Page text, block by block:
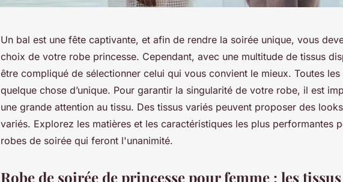
Un bal est une fête captivante, et afin de rendre la soirée unique, vous
choix de votre robe princesse. Cependant, avec une multitude de tissus
être compliqué de sélectionner celui qui vous convient le mieux. Toutes
quelque chose d’unique. Pour garantir la singularité de votre robe, il est
une grande attention au tissu. Des tissus variés peuvent proposer des
variés. Explorez les matières et les caractéristiques les plus performantes
robes de soirée qui feront l'unanimité.
Robe de soirée de princesse pour femme : les tissus